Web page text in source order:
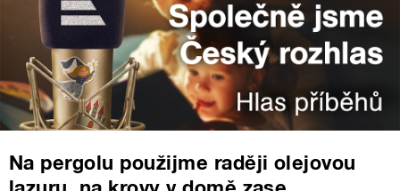
Na pergolu použijme raději olejovou